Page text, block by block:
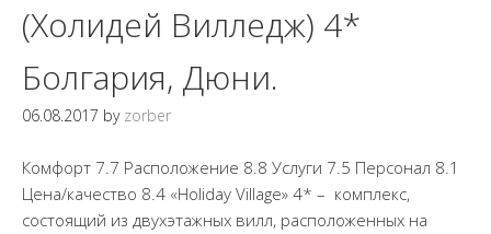
(Холидей Вилледж) 4*
Болгария, Дюни.
06.08.2017 by zorber
Комфорт 7.7 Расположение 8.8 Услуги 7.5 Персонал 8.1
Цена/качество 8.4 «Holiday Village» 4* – комплекс,
состоящий из двухэтажных вилл, расположенных на